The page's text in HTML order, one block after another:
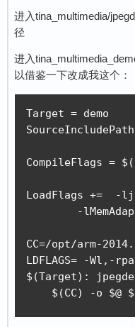
进入tina_multimedia/
径
进入
以借鉴一下改成我这个：
Target = demo
CompileFlags =
LoadFlags +=  -
-
CC=/opt/arm-
LDFLAGS= -
$(Target):
$(CC) -o $@